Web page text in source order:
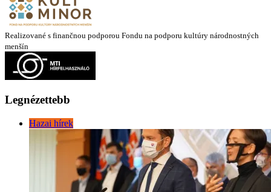
Realizované s finančnou podporou Fondu na podporu kultúry národnostných
menšín
Legnézettebb
Hazai hírek